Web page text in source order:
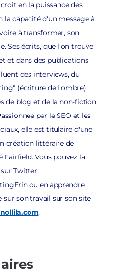
en la puissance des
la capacité d'un message à
à transformer, son
Ses écrits, que l'on trouve
et dans des publications
des interviews, du
(écriture de l'ombre),
de blog et de la non-fiction
par le SEO et les
elle est titulaire d'une
création littéraire de
Fairfield. Vous pouvez la
Twitter
ou en apprendre
sur son travail sur son site
.